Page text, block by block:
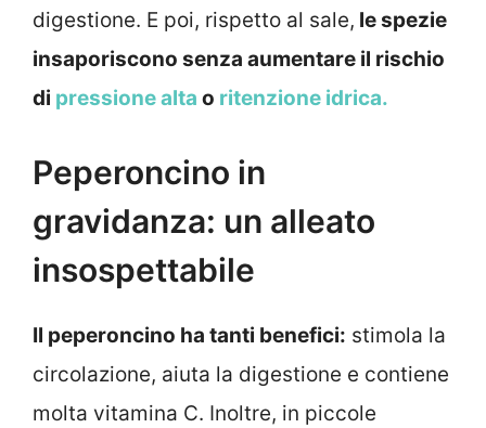
digestione. E poi, rispetto al sale, le spezie
insaporiscono senza aumentare il rischio
di pressione alta o ritenzione idrica.
Peperoncino in
gravidanza: un alleato
insospettabile
Il peperoncino ha tanti benefici: stimola la
circolazione, aiuta la digestione e contiene
molta vitamina C. Inoltre, in piccole